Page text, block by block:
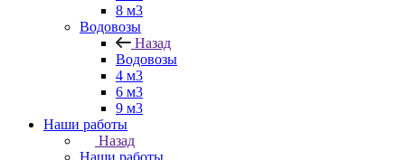
8 м3
Водовозы
Назад
Водовозы
4 м3
6 м3
9 м3
Наши работы
Назад
Наши работы